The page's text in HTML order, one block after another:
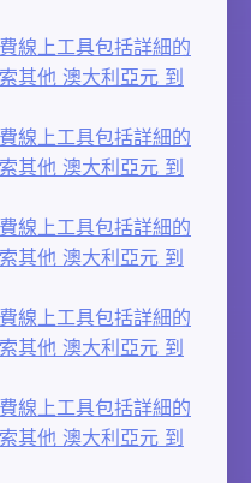
線上工具包括詳細的
其他 澳大利亞元 到
線上工具包括詳細的
其他 澳大利亞元 到
線上工具包括詳細的
其他 澳大利亞元 到
線上工具包括詳細的
其他 澳大利亞元 到
線上工具包括詳細的
其他 澳大利亞元 到